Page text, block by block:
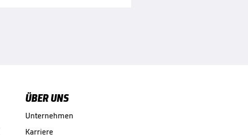
ÜBER UNS
Unternehmen
Karriere